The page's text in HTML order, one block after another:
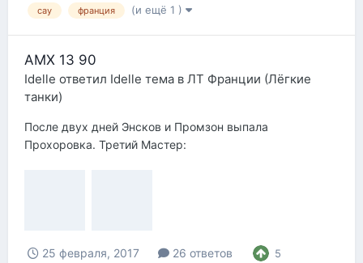
сау франция (и ещё 1 )
AMX 13 90
Idelle ответил Idelle тема в ЛТ Франции (Лёгкие
танки)
После двух дней Энсков и Промзон выпала
Прохоровка. Третий Мастер:
25 февраля, 2017 26 ответов 5